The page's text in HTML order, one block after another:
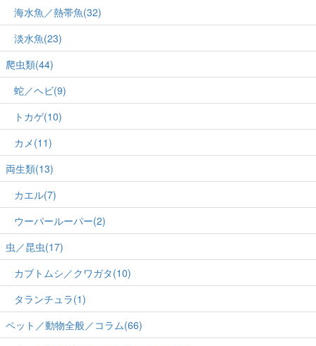
海水魚／熱帯魚(32)
淡水魚(23)
爬虫類(44)
蛇／ヘビ(9)
トカゲ(10)
カメ(11)
両生類(13)
カエル(7)
ウーパールーパー(2)
虫／昆虫(17)
カブトムシ／クワガタ(10)
タランチュラ(1)
ペット／動物全般／コラム(66)